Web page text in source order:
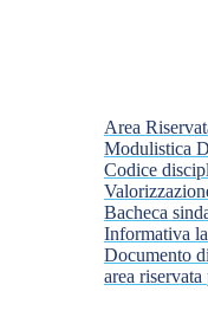
Area
Modulistica
Codice
Bacheca
Informativa
Documento
area riservata